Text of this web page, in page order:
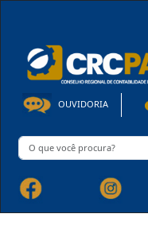
OUVIDORIA